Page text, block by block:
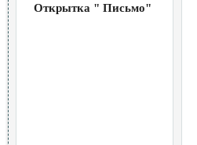
Открытка " Письмо"